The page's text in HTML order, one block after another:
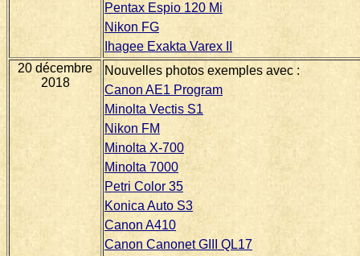
Pentax Espio 120 Mi
Nikon FG
Ihagee Exakta Varex II
20 décembre
2018
Nouvelles photos exemples avec :
Canon AE1 Program
Minolta Vectis S1
Nikon FM
Minolta X-700
Minolta 7000
Petri Color 35
Konica Auto S3
Canon A410
Canon Canonet GIII QL17